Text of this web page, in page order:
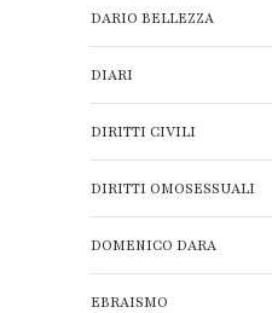
DARIO BELLEZZA
DIARI
DIRITTI CIVILI
DIRITTI OMOSESSUALI
DOMENICO DARA
EBRAISMO